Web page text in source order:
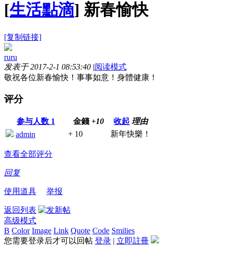
[生活點滴] 新春愉快
[复制链接]
ruru
发表于 2017-2-1 08:53:40 |阅读模式
敬祝各位新春愉快！事事如意！身體健康！
评分
参与人数 1 金錢 +10 收起 理由
admin
+ 10 新年快樂！
查看全部评分
回复
使用道具 举报
返回列表
高级模式
B Color Image Link Quote Code Smilies
您需要登录后才可以回帖 登录 | 立即註冊